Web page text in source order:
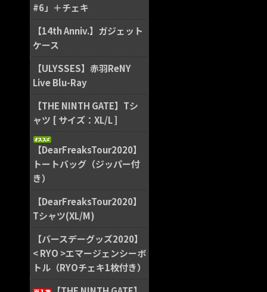
#6」＋チェキ
【14th Anniv.】ガジェット
ケース
【ULYSSES】赤羽ReNY
Live Blu-Ray
【THE NINTH GATE】Tシ
ャツ [ サイズ：XL/L ]
【DearFreaksTour2020】
トートバッグ（ジッパー付
き）
【DearFreaksTour2020】
Tシャツ(XL/M)
【バースデーグッズ2020】
< RYO >エマージェンシーボ
トル（RYOチェキ1枚付き）